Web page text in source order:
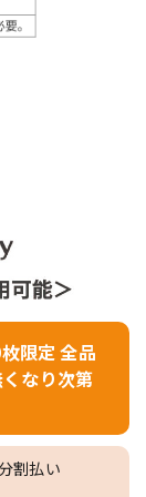
限定 全品
なり次第
割払い